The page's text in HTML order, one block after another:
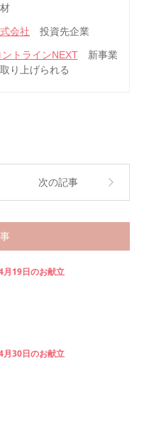
会社 投資先企業
トラインNEXT新事業
り上げられる
次の記事
19日のお献立
30日のお献立